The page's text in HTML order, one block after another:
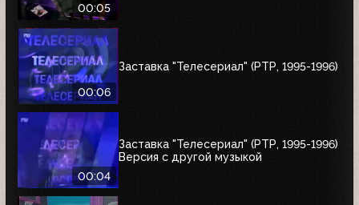
00:05
00:06
Заставка "Телесериал" (РТР, 1995-1996)
00:04
Заставка "Телесериал" (РТР, 1995-1996)
Версия с другой музыкой